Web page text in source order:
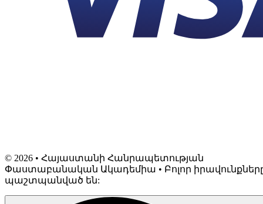
© 2026 • Հայաստանի Հանրապետության
Փաստաբանական Ակադեմիա • Բոլոր
պաշտպանված են: